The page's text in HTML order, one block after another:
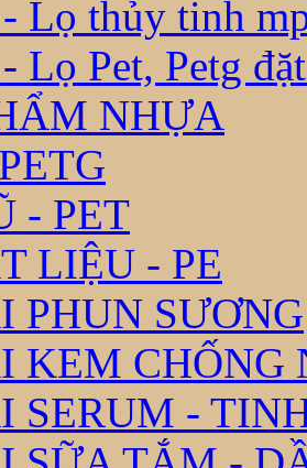
Lọ thủy tinh
Lọ Pet, Petg
NHỰA
- PET
LIỆU - PE
PHUN SƯƠNG
KEM CHỐNG
SERUM -